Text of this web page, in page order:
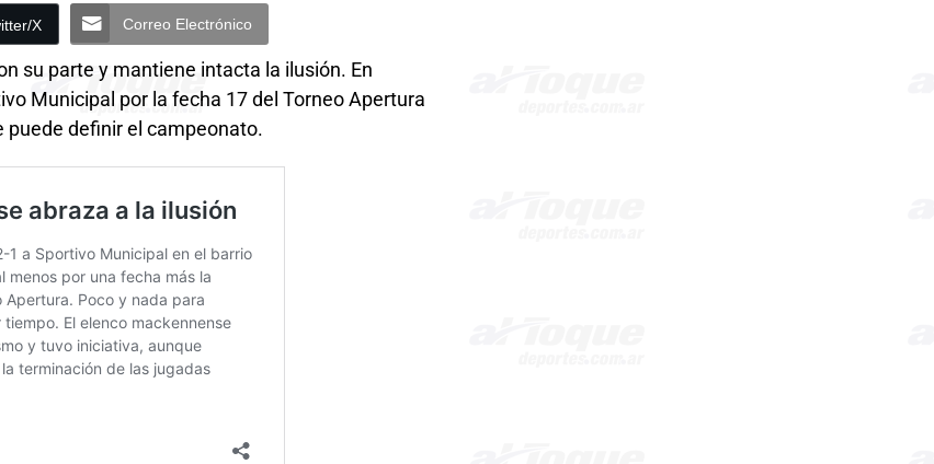
X Correo Electrónico
su parte y mantiene intacta la ilusión. En
Municipal por la fecha 17 del Torneo Apertura
puede definir el campeonato.